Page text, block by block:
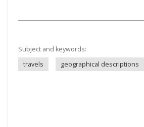
Subject and keywords:
travels
geographical descriptions